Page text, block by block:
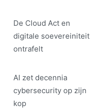
De Cloud Act en
digitale soe­ve­rei­ni­teit
ontrafelt
AI zet decennia
cybersecurity op zijn
kop